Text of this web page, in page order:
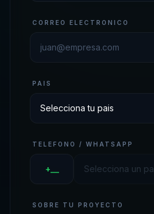
CORREO ELECTRONICO
PAIS
TELEFONO / WHATSAPP
+__
SOBRE TU PROYECTO